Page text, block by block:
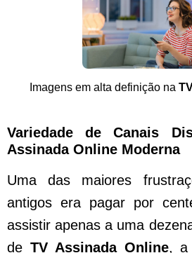
Imagens em alta definição na
Variedade de Canais
Assinada Online Moderna
Uma das maiores
antigos era pagar por
assistir apenas a uma
de TV Assinada Online, a